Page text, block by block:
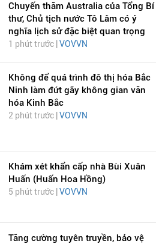
Chuyến thăm Australia của Tổng Bí
thư, Chủ tịch nước Tô Lâm có ý
nghĩa lịch sử đặc biệt quan trọng
1 phút trước | VOVVN
Không để quá trình đô thị hóa Bắc
Ninh làm đứt gãy không gian văn
hóa Kinh Bắc
2 phút trước | VOVVN
Khám xét khẩn cấp nhà Bùi Xuân
Huấn (Huấn Hoa Hồng)
5 phút trước | VOVVN
Tăng cường tuyên truyền, bảo vệ